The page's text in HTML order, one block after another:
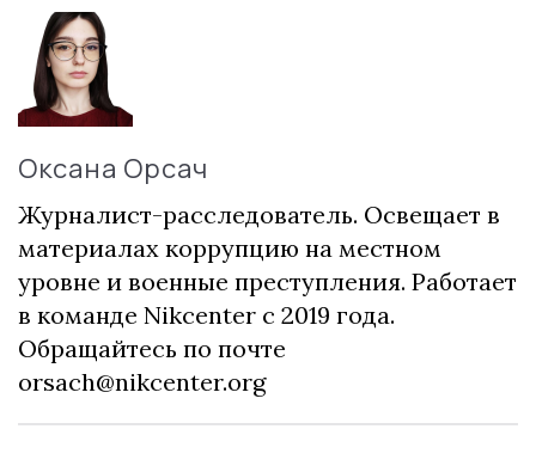
Оксана Орсач
Журналист-расследователь. Освещает в
материалах коррупцию на местном
уровне и военные преступления. Работает
в команде Nikcenter с 2019 года.
Обращайтесь по почте
orsach@nikcenter.org